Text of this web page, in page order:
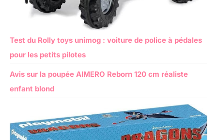
Test du Rolly toys unimog : voiture de police à pédales
pour les petits pilotes
Avis sur la poupée AIMERO Reborn 120 cm réaliste
enfant blond